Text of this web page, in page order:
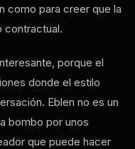
como para creer que la
contractual.
porque el
donde el estilo
Eblen no es un
bombo por unos
que puede hacer